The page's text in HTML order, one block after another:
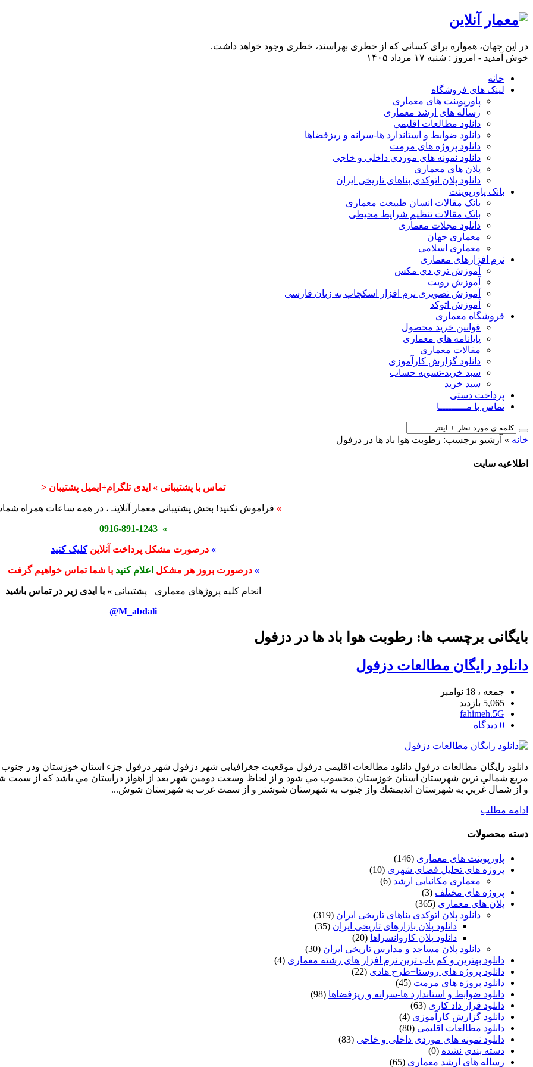
در این جهان، همواره برای كسانی كه از خطری بهراسند، خطری وجود خواهد داشت.
خوش آمدید - امروز : شنبه ۱۷ مرداد ۱۴۰۵
خانه
لینک های فروشگاه
پاورپوینت های معماری
رساله های ارشد معماری
دانلود مطالعات اقلیمی
دانلود ضوابط و استاندارد ها-سرانه و ریزفضاها
دانلود پروژه های مرمت
دانلود نمونه های موردی داخلی و خاجی
پلان های معماری
دانلود پلان اتوکدی بناهای تاریخی ایران
بانک پاورپوینت
بانک مقالات انسان طبیعت معماری
بانک مقالات تنظیم شرایط محیطی
دانلود مجلات معماری
معماری جهان
معماری اسلامی
نرم افزارهای معماری
آﻣﻮزش ﺗﺮي دي ﻣﮑﺲ
آموزش رویت
آموزش تصویری نرم افزار اسکچاپ به زبان فارسی
آموزش اتوکد
فروشگاه معماری
قوانین خرید محصول
پایانامه های معماری
مقالات معماری
دانلود گزارش کارآموزی
سبد خرید-تسویه حساب
سبد خرید
پرداخت دستی
تماس با مـــــــــا
خانه » آرشیو برچسب: رطوبت هوا باد ها در دزفول
اطلاعیه سایت
تماس با پشتیبانی » ایدی تلگرام+ایمیل پشتیبان <
» فراموش نکنید! بخش پشتیبانی معمار آنلاینـ ، در همه ساعات همراه
» 0916-891-1243
» درصورت مشکل پرداخت آنلاینکلیک کنید
» درصورت بروز هر مشکل اعلام کنید با شما تماس خواهیم گرفت
انجام کلیه پروژهای معماری+ پشتیبانی » با ایدی زیر در تماس باشید
M_abdali@
بایگانی برچسب ها: رطوبت هوا باد ها در دزفول
دانلود رایگان مطالعات دزفول
جمعه ، 18 نوامبر
5,065 بازدید
fahimeh.5G
0 دیدگاه
مربع شمالي ترين شهرستان استان خوزستان محسوب مي شود و از لحاظ وسعت دومين شهر بعد از اهواز دراستان مي باشد كه از
و از شمال غربي به شهرستان انديمشك واز جنوب به شهرستان شوشتر و از سمت غرب به شهرستان شوش...
ادامه مطلب
دسته محصولات
پاورپوینت های معماری (146)
پروژه های تحلیل فضای شهری (10)
معماری مکانیابی ارشد (6)
پروژه های مختلف (3)
پلان های معماری (365)
دانلود پلان اتوکدی بناهای تاریخی ایران (319)
دانلود پلان بازارهای تاریخی ایران (35)
دانلود پلان کاروانسراها (20)
دانلود پلان مساجد و مدارس تاریخی ایران (30)
دانلود بهترین و کم یاب ترین نرم افزار های رشته معماری (4)
دانلود پروژه های روستا+طرح هادی (22)
دانلود پروژه های مرمت (45)
دانلود ضوابط و استاندارد ها-سرانه و ریزفضاها (98)
دانلود قرار داد کاری (63)
دانلود گزارش کارآموزی (4)
دانلود مطالعات اقلیمی (80)
دانلود نمونه های موردی داخلی و خاجی (83)
دسته بندی نشده (0)
رساله های ارشد معماری (65)